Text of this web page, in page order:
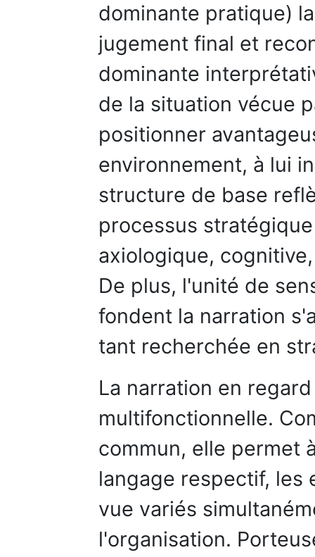
dominante pratique)
jugement final et
dominante
de la situation vécue
positionner
environnement, à lui
structure de base
processus
axiologique,
De plus, l'unité de
fondent la narration
tant recherchée en
La narration en
multifonctionnelle.
commun, elle permet
langage respectif, les
vue variés
l'organisation.